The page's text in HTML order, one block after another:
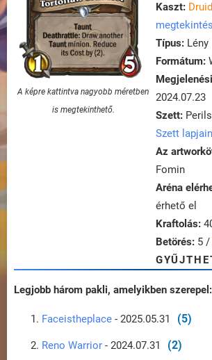
A képre kattintva nagyobb méretben
is megtekinthető.
Kaszt: Druid
Típus: Lény
Formátum:
2024.07.23
Szett:
Szett
Az
Fomin
Aréna
érhető el
Kraftolás:
Betörés: 5 /
Legjobb három pakli, amelyikben szerepel:
Faceistheplace - 2025.05.31 (5)
Reno Warrior - 2024.07.31 (2)